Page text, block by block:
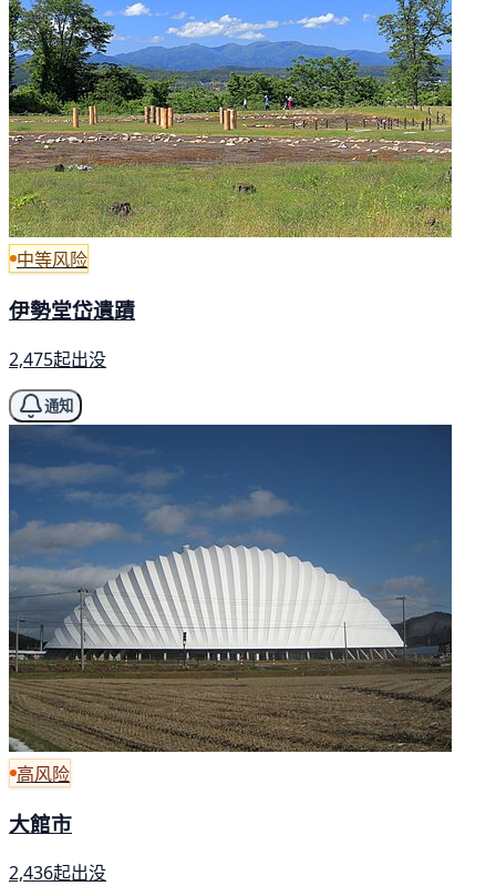
中等风险
伊勢堂岱遺蹟
2,475起出没
通知
高风险
大館市
2,436起出没